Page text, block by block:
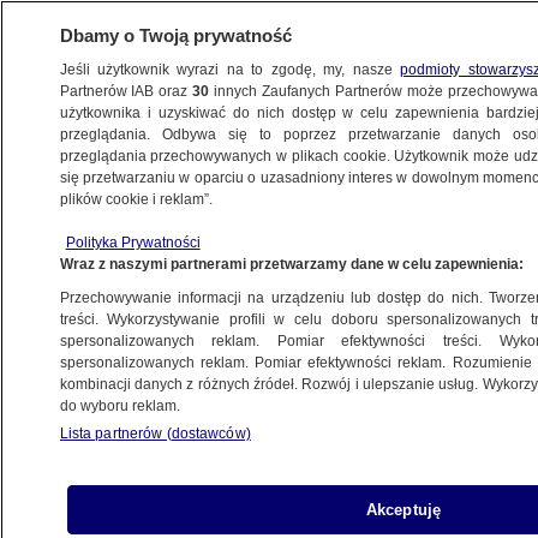
POLSKA
Wiek emerytalny do zmiany?
Pełczyńska-Nałęcz: ktoś w końcu
musi ten temat podnieść
Patryk Michalski
Mikołaj Gątkiewicz
7.05.2026, 12:07
Dbamy o Twoją prywatność
Jeśli użytkownik wyrazi na to zgodę, my, naszepodmioty
Partnerów IAB oraz30 innych Zaufanych Partnerów może
użytkownika i uzyskiwać do nich dostęp w celu zapewnienia
przeglądania. Odbywa się to poprzez przetwarzanie danych
przeglądania przechowywanych w plikach cookie. Użytkownik może
się przetwarzaniu w oparciu o uzasadniony interes w dowolnym
plików cookie i reklam”.
Polityka Prywatności
Wraz z naszymi partnerami przetwarzamy dane w celu zapewnienia:
Przechowywanie informacji na urządzeniu lub dostęp do nich.
treści. Wykorzystywanie profili w celu doboru spersonalizowanych
spersonalizowanych reklam. Pomiar efektywności treści.
spersonalizowanych reklam. Pomiar efektywności reklam.
kombinacji danych z różnych źródeł. Rozwój i ulepszanie usług.
do wyboru reklam.
Lista partnerów (dostawców)
Akceptuję